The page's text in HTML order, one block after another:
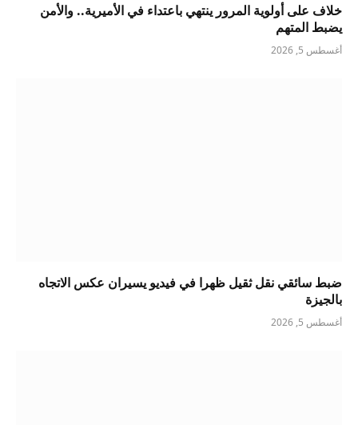
خلاف على أولوية المرور ينتهي باعتداء في الأميرية.. والأمن
يضبط المتهم
أغسطس 5, 2026
ضبط سائقي نقل ثقيل ظهرا في فيديو يسيران عكس الاتجاه
بالجيزة
أغسطس 5, 2026